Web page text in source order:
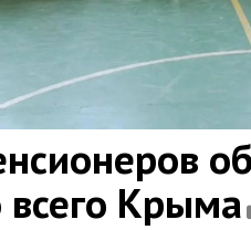
всего Крыма